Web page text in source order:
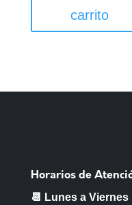
carrito
Horarios de
📆 Lunes a